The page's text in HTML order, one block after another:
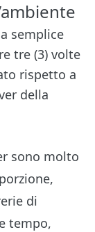
semplice
tre (3) volte
rispetto a
della
sono molto
di
tempo,